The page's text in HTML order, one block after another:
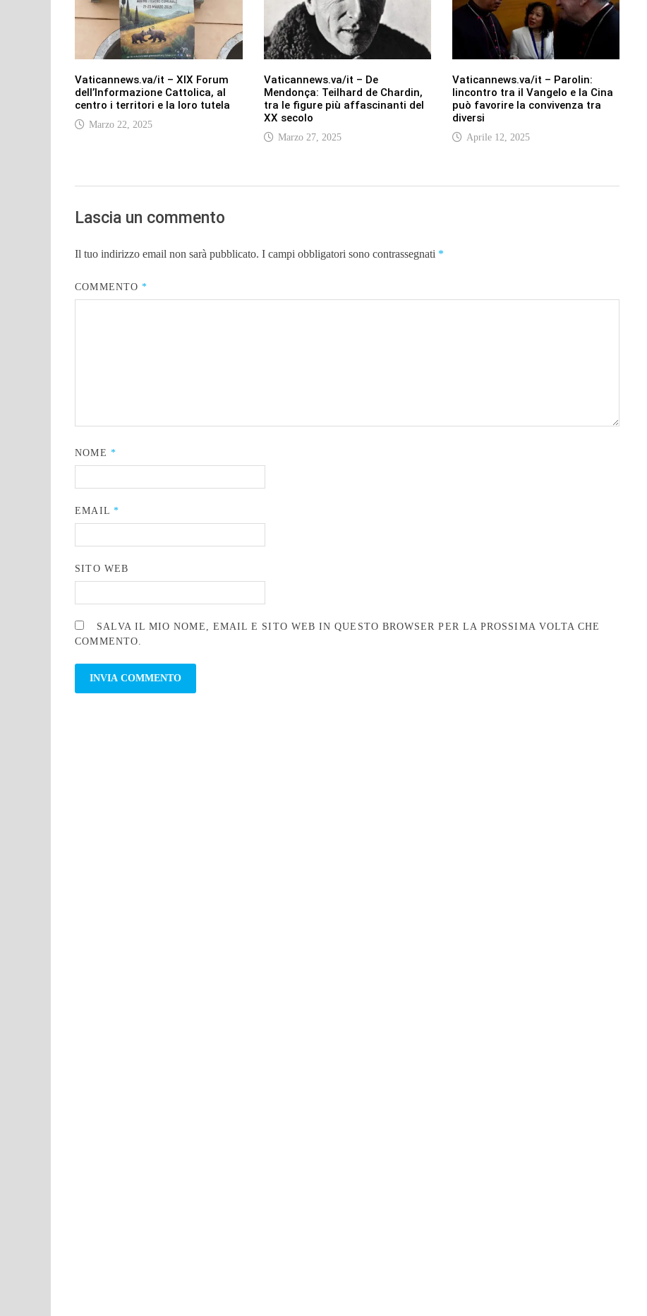
Vaticannews.va/it – XIX Forum
dell’Informazione Cattolica, al
centro i territori e la loro tutela
Marzo 22, 2025
Vaticannews.va/it – De
Mendonça: Teilhard de Chardin,
tra le figure più affascinanti del
XX secolo
Marzo 27, 2025
Vaticannews.va/it – Parolin:
lincontro tra il Vangelo e la Cina
può favorire la convivenza tra
diversi
Aprile 12, 2025
Lascia un commento
Il tuo indirizzo email non sarà pubblicato. I campi obbligatori sono contrassegnati *
COMMENTO *
NOME *
EMAIL *
SITO WEB
SALVA IL MIO NOME, EMAIL E SITO WEB IN QUESTO BROWSER PER LA PROSSIMA VOLTA CHE
COMMENTO.